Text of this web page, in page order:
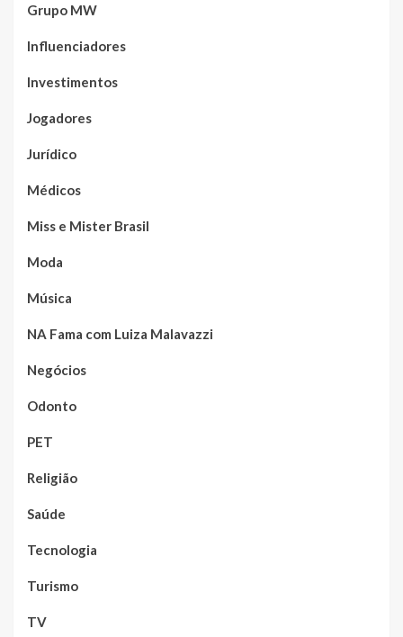
Grupo MW
Influenciadores
Investimentos
Jogadores
Jurídico
Médicos
Miss e Mister Brasil
Moda
Música
NA Fama com Luiza Malavazzi
Negócios
Odonto
PET
Religião
Saúde
Tecnologia
Turismo
TV